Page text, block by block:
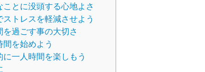
とに没頭する心地よさ
トレスを軽減させよう
を過ごす事の大切さ
を始めよう
一人時間を楽しもう